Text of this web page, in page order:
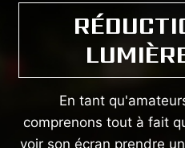
En tant
comprenons tout à fait
voir son écran prendre